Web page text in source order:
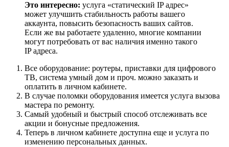
Это интересно: услуга «статический IP адрес»
может улучшить стабильность работы вашего
аккаунта, повысить безопасность ваших сайтов.
Если же вы работаете удаленно, многие компании
могут потребовать от вас наличия именно такого
IP адреса.
Все оборудование: роутеры, приставки для цифрового
ТВ, система умный дом и проч. можно заказать и
оплатить в личном кабинете.
В случае поломки оборудования имеется услуга вызова
мастера по ремонту.
Самый удобный и быстрый способ отслеживать все
акции и бонусные предложения.
Теперь в личном кабинете доступна еще и услуга по
изменению персональных данных.